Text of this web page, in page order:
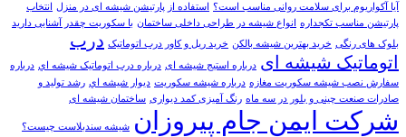
آیا آکواریوم برای سلامت روانی مناسب است؟ استفاده از پارتیشن شیشه ای در منزل
انتخاب
پارتیشن مناسب تکجداره
انواع شیشه در طراحی داخلی ساختمان با سکوریت چقدر آشنایی دارید
بلوک های رنگی خريد بهترين شيشه بالکن خرید ریل و کاور درب اتوماتیک درب
اتوماتیک شیشه ای درباره استیج شیشه ای درباره درب اتوماتيک شيشه اي درباره
سفارش نصب شیشه سکوریت مغازه درباره شیشه سکوریت ديوار شيشه اي رشد تولید و
صادرات صنعت چینی و بلور در سه ماه رنگ آمیزی کمد دیواری ساختمان شیشه ای
شرکت ایمن جام پیروزان شیشه سندبلاست چیست؟